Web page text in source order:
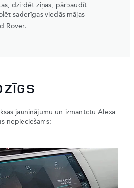
dzirdēt ziņas, pārbaudīt
saderīgas viedās mājas
Rover.
jauninājumu un izmantotu Alexa
nepieciešams: